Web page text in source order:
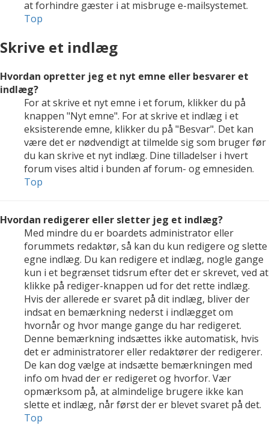
at forhindre gæster i at misbruge e-mailsystemet.
Top
Skrive et indlæg
Hvordan opretter jeg et nyt emne eller besvarer et
indlæg?
For at skrive et nyt emne i et forum, klikker du på
knappen "Nyt emne". For at skrive et indlæg i et
eksisterende emne, klikker du på "Besvar". Det kan
være det er nødvendigt at tilmelde sig som bruger før
du kan skrive et nyt indlæg. Dine tilladelser i hvert
forum vises altid i bunden af forum- og emnesiden.
Top
Hvordan redigerer eller sletter jeg et indlæg?
Med mindre du er boardets administrator eller
forummets redaktør, så kan du kun redigere og slette
egne indlæg. Du kan redigere et indlæg, nogle gange
kun i et begrænset tidsrum efter det er skrevet, ved at
klikke på rediger-knappen ud for det rette indlæg.
Hvis der allerede er svaret på dit indlæg, bliver der
indsat en bemærkning nederst i indlægget om
hvornår og hvor mange gange du har redigeret.
Denne bemærkning indsættes ikke automatisk, hvis
det er administratorer eller redaktører der redigerer.
De kan dog vælge at indsætte bemærkningen med
info om hvad der er redigeret og hvorfor. Vær
opmærksom på, at almindelige brugere ikke kan
slette et indlæg, når først der er blevet svaret på det.
Top